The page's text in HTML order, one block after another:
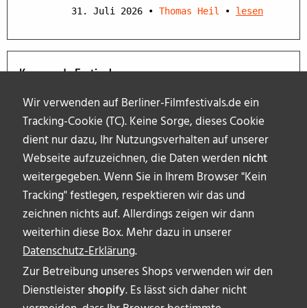
Wir verwenden auf Berliner-Filmfestivals.de ein
Tracking-Cookie (TC). Keine Sorge, dieses Cookie
dient nur dazu, Ihr Nutzungsverhalten auf unserer
Webseite aufzuzeichnen, die Daten werden nicht
weitergegeben. Wenn Sie in Ihrem Browser "Kein
Tracking" festlegen, respektieren wir das und
zeichnen nichts auf. Allerdings zeigen wir dann
weiterhin diese Box. Mehr dazu in unserer
Datenschutz-Erklärung.
Zur Betreibung unseres Shops verwenden wir den
Dienstleistershopify. Es lässt sich daher nicht
31. Juli 2026 • Thomas Heil • lesen
Kommende Festivals